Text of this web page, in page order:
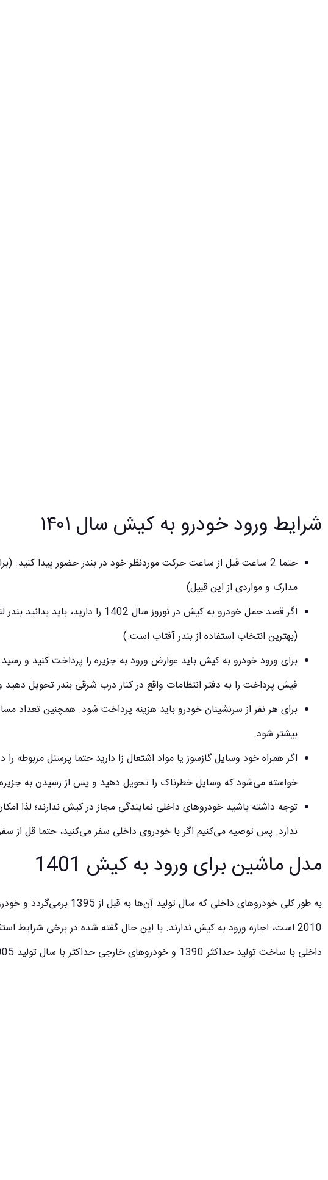
شرایط ورود خودرو به کیش سال ۱۴۰۱
حتما 2 ساعت قبل از ساعت حرکت موردنظر خود در بندر حضور پیدا کنید.
مدارک و مواردی از این قبیل)
اگر قصد حمل خودرو به کیش در نوروز سال
(بهترین انتخاب استفاده از بندر آفتاب است.)
برای ورود خودرو به کیش باید عوارض ورود به جزیره را پرداخت کنید و
فیش پرداخت را به دفتر انتظامات واقع در کنار درب شرقی بندر تحویل
برای هر نفر از سرنشینان خودرو باید هزینه پرداخت شود. همچنین تعداد
بیشتر شود.
اگر همراه خود وسایل گازسوز یا مواد اشتعال زا دارید حتما پرسنل مربوطه را
خواسته می‌شود که وسایل خطرناک را تحویل دهید و پس از رسیدن به جزیره
توجه داشته باشید خودرو‌های داخلی نمایندگی مجاز در کیش ندارند؛ لذا
ندارد. پس توصیه می‌کنیم اگر با خودروی داخلی سفر می‌کنید، حتما قل از
مدل ماشین برای ورود به کیش 1401
به طور کلی خودروهای داخلی که
2010 است، اجازه ورود به کیش ندارند. با این حال گفته شده در برخی شرایط
داخلی با ساخت تولید حداکثر 1390 و خودروهای خارجی حداکثر با سال تولید 2005 هم می‌توانند وارد کیش شوند.